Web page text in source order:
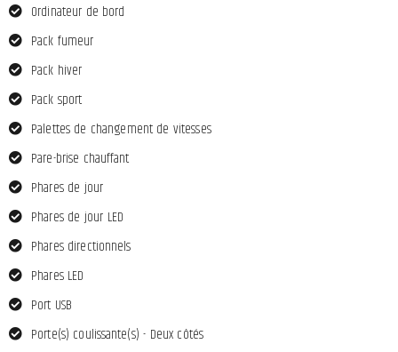
Ordinateur de bord
Pack fumeur
Pack hiver
Pack sport
Palettes de changement de vitesses
Pare-brise chauffant
Phares de jour
Phares de jour LED
Phares directionnels
Phares LED
Port USB
Porte(s) coulissante(s) - Deux côtés